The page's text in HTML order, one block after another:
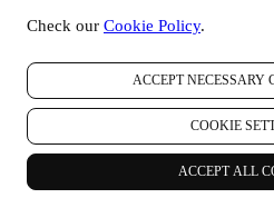
Check our Cookie Policy.
ACCEPT NECESSARY
COOKIE
ACCEPT ALL
páginas do nosso site que
cookies e tecnologias
rastreamento em e-mail)
dados e preferências
nossas comunicações de
essas informações para gerir
sites, conceder acesso a